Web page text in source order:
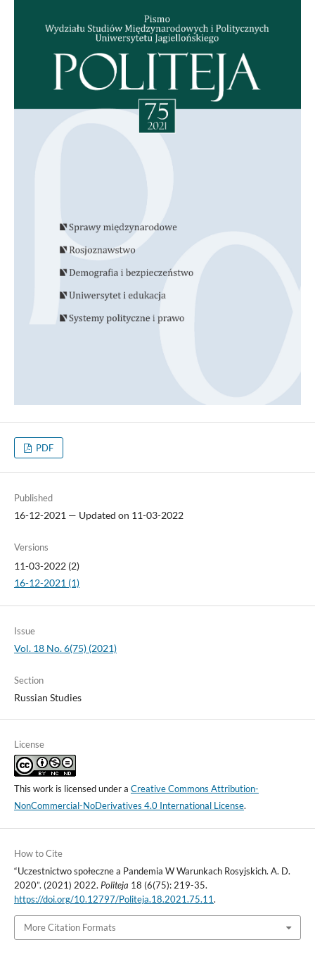
PDF
Published
16-12-2021 — Updated on 11-03-2022
Versions
11-03-2022 (2)
16-12-2021 (1)
Issue
Vol. 18 No. 6(75) (2021)
Section
Russian Studies
License
This work is licensed under a Creative Commons Attribution-
NonCommercial-NoDerivatives 4.0 International License.
How to Cite
“Uczestnictwo społeczne a Pandemia W Warunkach Rosyjskich. A. D.
2020”. (2021) 2022. Politeja 18 (6(75): 219-35.
https://doi.org/10.12797/Politeja.18.2021.75.11.
More Citation Formats